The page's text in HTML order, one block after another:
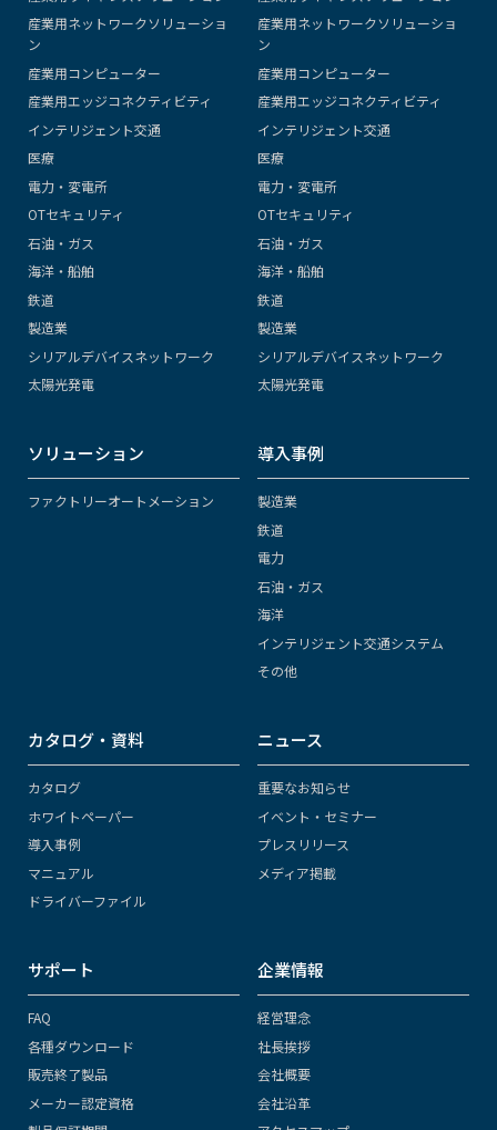
産業用ネットワークソリューショ
ン
産業用コンピューター
産業用エッジコネクティビティ
インテリジェント交通
医療
電力・変電所
OTセキュリティ
石油・ガス
海洋・船舶
鉄道
製造業
シリアルデバイスネットワーク
太陽光発電
産業用ネットワークソリューショ
ン
産業用コンピューター
産業用エッジコネクティビティ
インテリジェント交通
医療
電力・変電所
OTセキュリティ
石油・ガス
海洋・船舶
鉄道
製造業
シリアルデバイスネットワーク
太陽光発電
ソリューション
ファクトリーオートメーション
導入事例
製造業
鉄道
電力
石油・ガス
海洋
インテリジェント交通システム
その他
カタログ・資料
カタログ
ホワイトペーパー
導入事例
マニュアル
ドライバーファイル
ニュース
重要なお知らせ
イベント・セミナー
プレスリリース
メディア掲載
サポート
FAQ
各種ダウンロード
販売終了製品
メーカー認定資格
企業情報
経営理念
社長挨拶
会社概要
会社沿革